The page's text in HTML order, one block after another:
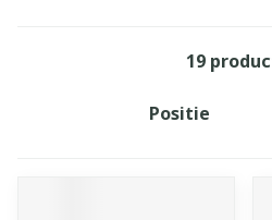
19
Sorteer op: